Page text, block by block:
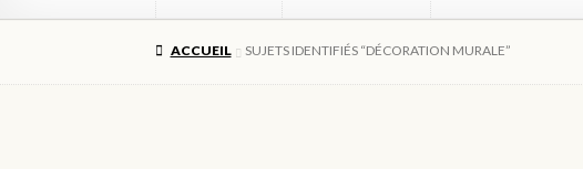
ACCUEIL SUJETS IDENTIFIÉS “DÉCORATION MURALE”